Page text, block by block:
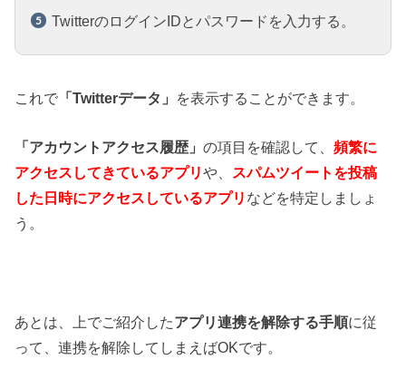
TwitterのログインIDとパスワードを入力する。
これで 「Twitterデータ」 を表示することができます。
「アカウントアクセス履歴」の項目を確認して、頻繁に
アクセスしてきているアプリや、 スパムツイートを投稿
した日時にアクセスしているアプリ などを特定しましょ
う。
あとは、上でご紹介したアプリ連携を解除する手順に従
って、連携を解除してしまえばOKです。